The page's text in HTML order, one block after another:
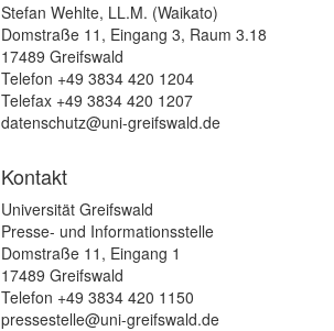
Stefan Wehlte, LL.M. (Waikato)
Domstraße 11, Eingang 3, Raum 3.18
17489 Greifswald
Telefon +49 3834 420 1204
Telefax +49 3834 420 1207
datenschutz@uni-greifswald.de
Kontakt
Universität Greifswald
Presse- und Informationsstelle
Domstraße 11, Eingang 1
17489 Greifswald
Telefon +49 3834 420 1150
pressestelle@uni-greifswald.de